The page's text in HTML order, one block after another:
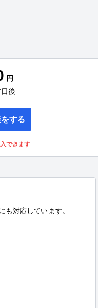
円
後
する
できます
対応しています。